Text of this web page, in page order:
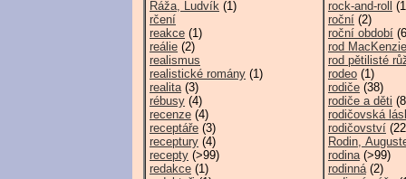
Ráža, Ludvík (1)
rčení
reakce (1)
reálie (2)
realismus
realistické romány (1)
realita(3)
rébusy (4)
recenze (4)
receptáře (3)
receptury (4)
recepty (>99)
redakce (1)
rock-and-roll
roční (2)
roční období
rod
rod pětilisté
rodeo (1)
rodiče (38)
rodiče a děti
rodičovská
rodičovství
Rodin,
rodina(>99)
rodinná(2)